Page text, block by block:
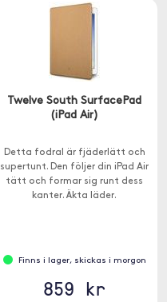
Twelve South SurfacePad
(iPad Air)
Detta fodral är fjäderlätt och
supertunt. Den följer din iPad Air
tätt och formar sig runt dess
kanter. Äkta läder.
Finns i lager, skickas i morgon
859 kr